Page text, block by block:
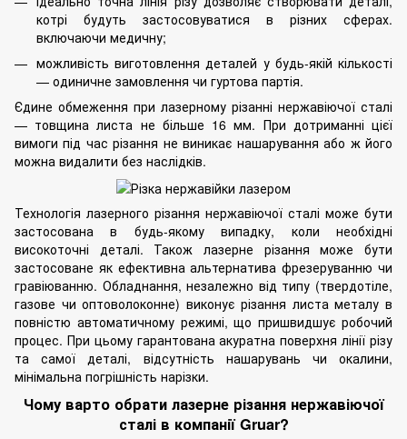
котрі будуть застосовуватися в різних сферах.
включаючи медичну;
можливість виготовлення деталей у будь-якій кількості
— одиничне замовлення чи гуртова партія.
Єдине обмеження при лазерному різанні нержавіючої сталі
— товщина листа не більше 16 мм. При дотриманні цієї
вимоги під час різання не виникає нашарування або ж його
можна видалити без наслідків.
Технологія лазерного різання нержавіючої сталі може бути
застосована в будь-якому випадку, коли необхідні
високоточні деталі. Також лазерне різання може бути
застосоване як ефективна альтернативафрезеруванню чи
гравіюванню. Обладнання, незалежно від типу (твердотіле,
газове чи оптоволоконне) виконує різання листа металу в
повністю автоматичному режимі, що пришвидшує робочий
процес. При цьому гарантована акуратна поверхня лінії різу
та самої деталі, відсутність нашарувань чи окалини,
мінімальна погрішність нарізки.
Чому варто обрати лазерне різання нержавіючої
сталі в компанії Gruar?